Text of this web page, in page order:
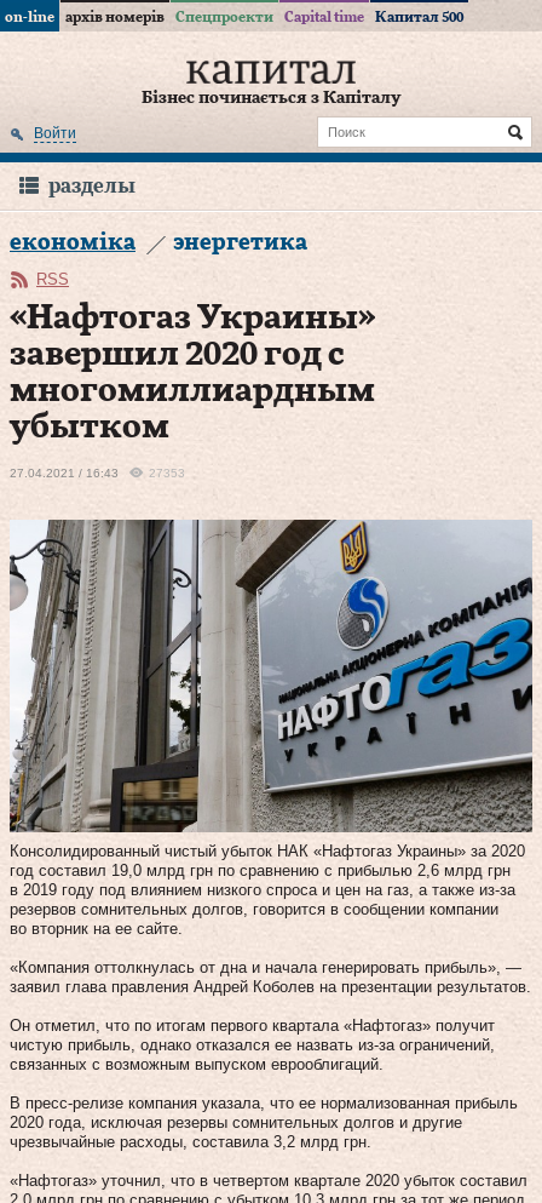
on-line архів номерів Спецпроекти Capital time Капитал 500
Бізнес починається з Капіталу
Войти
разделы
економіка энергетика
RSS
«Нафтогаз Украины»
завершил 2020 год с
многомиллиардным
убытком
27.04.2021 / 16:43 27353
Консолидированный чистый убыток НАК «Нафтогаз Украины» за 2020
год составил 19,0 млрд грн по сравнению с прибылью 2,6 млрд грн
в 2019 году под влиянием низкого спроса и цен на газ, а также из-за
резервов сомнительных долгов, говорится в сообщении компании
во вторник на ее сайте.
«Компания оттолкнулась от дна и начала генерировать прибыль», —
заявил глава правления Андрей Коболев на презентации результатов.
Он отметил, что по итогам первого квартала «Нафтогаз» получит
чистую прибыль, однако отказался ее назвать из-за ограничений,
связанных с возможным выпуском еврооблигаций.
В пресс-релизе компания указала, что ее нормализованная прибыль
2020 года, исключая резервы сомнительных долгов и другие
чрезвычайные расходы, составила 3,2 млрд грн.
«Нафтогаз» уточнил, что в четвертом квартале 2020 убыток составил